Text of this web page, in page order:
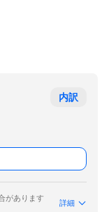
内訳
があります
詳細